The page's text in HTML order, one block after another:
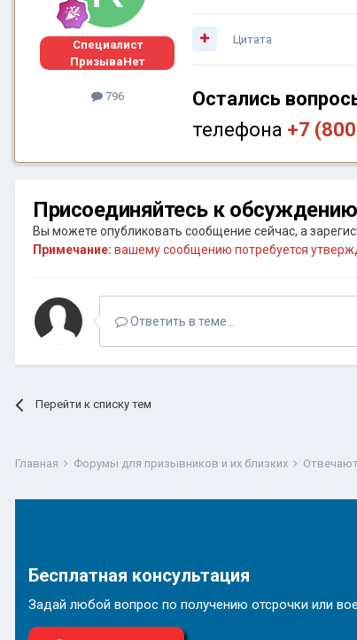
Специалист
ПризываНет
796
Цитата
Остались
телефона +7
Присоединяйтесь к обсуждению
Вы можете опубликовать сообщение сейчас, а
Примечание: вашему сообщению потребуется
Ответить в теме...
Перейти к списку тем
Главная Форумы для призывников и их близких
Бесплатная консультация
Задай любой вопрос по получению отсрочки или